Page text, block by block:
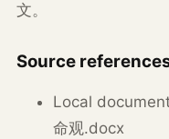
文。
Source
Local
命观.docx